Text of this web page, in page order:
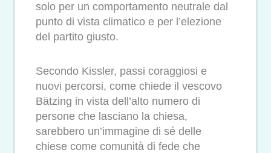
solo per un comportamento neutrale dal
punto di vista climatico e per l’elezione
del partito giusto.
Secondo Kissler, passi coraggiosi e
nuovi percorsi, come chiede il vescovo
Bätzing in vista dell’alto numero di
persone che lasciano la chiesa,
sarebbero un’immagine di sé delle
chiese come comunità di fede che